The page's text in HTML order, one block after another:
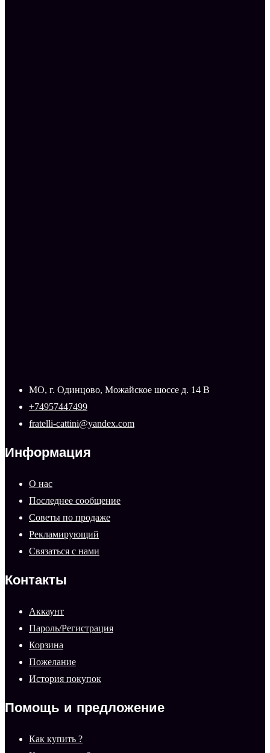
МО, г. Одинцово, Можайское шоссе д. 14 В
+74957447499
fratelli-cattini@yandex.com
Информация
О нас
Последнее сообщение
Советы по продаже
Рекламирующий
Связаться с нами
Контакты
Аккаунт
Пароль/Регистрация
Корзина
Пожелание
История покупок
Помощь и предложение
Как купить ?